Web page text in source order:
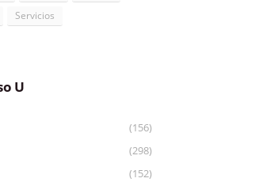
Servicios
U
(156)
(298)
(152)